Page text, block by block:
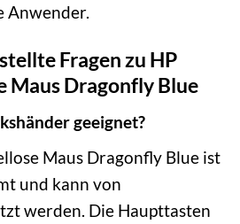
Anwender.
Fragen zu HP
Maus Dragonfly Blue
geeignet?
Maus Dragonfly Blue ist
und kann von
werden. Die Haupttasten